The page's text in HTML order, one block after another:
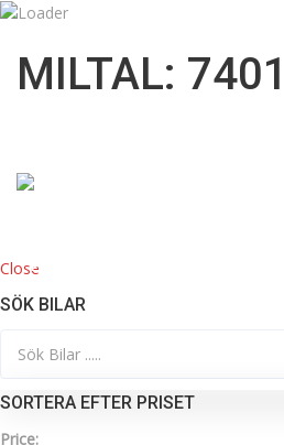
HOME
MILTAL: 7401
Close
SÖK BILAR
SORTERA EFTER PRISET
Price: